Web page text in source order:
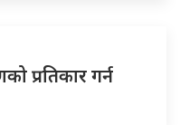
प्रतिकार गर्न